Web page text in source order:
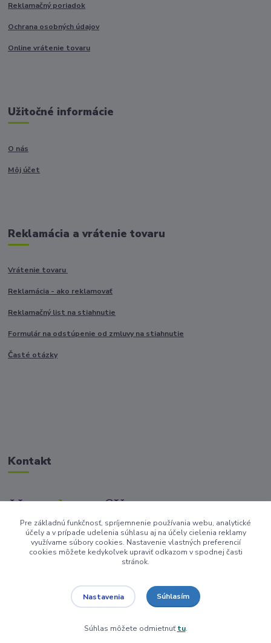
Reklamačný poriadok
Ochrana osobných údajov
Online vrátenie tovaru
Užitočné informácie
O nás
Môj účet
Reklamácia a vrátenie tovaru
Vrátenie tovaru
Reklamácia - ako reklamovať
Reklamačný list na stiahnutie
Formulár na odstúpenie od zmluvy na stiahnutie
Časté otázky
Kontakt
+421917682234
/Po-Pi 9-17 hod/
Vytvorené na Eshop-rychlo.sk
Pre základnú funkčnosť, spríjemnenie používania webu, analytické
účely a v prípade udelenia súhlasu aj na účely cielenia reklamy
využívame súbory cookies. Nastavenie vlastných preferencií
cookies môžete kedykoľvek upraviť odkazom v spodnej časti
stránok.
Nastavenia Súhlasím
Súhlas môžete odmietnuťtu.